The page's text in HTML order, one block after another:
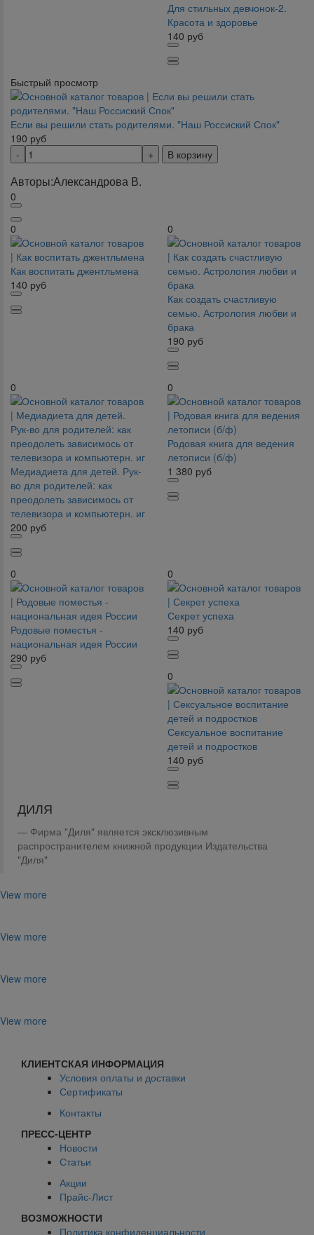
Для стильных девчонок-2.
Красота и здоровье
140 руб
Быстрый просмотр
Если вы решили стать родителями. "Наш Россиский Спок"
190 руб
В корзину
Авторы:Александрова В.
0
0
Как воспитать джентльмена
140 руб
0
Как создать счастливую
семью. Астрология любви и
брака
190 руб
0
Медиадиета для детей. Рук-
во для родителей: как
преодолеть зависимось от
телевизора и компьютерн. иг
200 руб
0
Родовая книга для ведения
летописи (б/ф)
1 380 руб
0
Родовые поместья -
национальная идея России
290 руб
0
Секрет успеха
140 руб
0
Сексуальное воспитание
детей и подростков
140 руб
ДИЛЯ
Фирма "Диля" является эксклюзивным
распространителем книжной продукции Издательства
"Диля"
View more
View more
View more
View more
КЛИЕНТСКАЯ ИНФОРМАЦИЯ
Условия оплаты и доставки
Сертификаты
Контакты
ПРЕСС-ЦЕНТР
Новости
Статьи
Акции
Прайс-Лист
ВОЗМОЖНОСТИ
Политика конфиденциальности